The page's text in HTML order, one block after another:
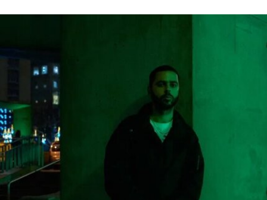
正博物馆所呈现的不准确信息”。7月4日，特朗普
尼学会及其管理层“未能完成阐释美国历史遗产这一
基本使命”。
美国博物馆联盟在声明中表示：“我们谴责特朗普政
府持续攻击史密森尼学会，以及那些负责保存、研
究和诠释美国历史、艺术、科学与文化的博物馆专
业人士。将博物馆如何呈现历史、艺术、科学、文
化及自然世界的方式政治化，并对从事这项工作的
博物馆专业人员进行人身攻击，正在威胁全国博物
馆的完整性与独立性。”